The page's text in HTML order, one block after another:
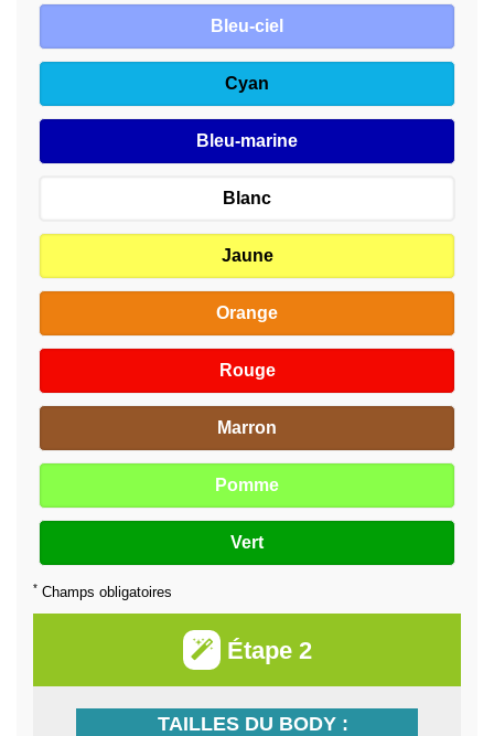
Bleu-ciel
Cyan
Bleu-marine
Blanc
Jaune
Orange
Rouge
Marron
Pomme
Vert
* Champs obligatoires
Étape 2
TAILLES DU BODY :